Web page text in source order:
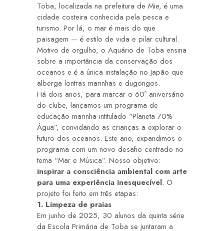
Toba, localizada na prefeitura de Mie, é uma
cidade costeira conhecida pela pesca e
turismo. Por lá, o mar é mais do que
paisagem — é estilo de vida e pilar cultural.
Motivo de orgulho, o Aquário de Toba ensina
sobre a importância da conservação dos
oceanos e é a única instalação no Japão que
alberga lontras marinhas e dugongos.
Há dois anos, para marcar o 60º aniversário
do clube, lançamos um programa de
educação marinha intitulado “Planeta 70%
Água”, convidando as crianças a explorar o
futuro dos oceanos. Este ano, expandimos o
programa com um novo desafio centrado no
tema “Mar e Música”. Nosso objetivo:
inspirar a consciência ambiental com arte
para uma experiência inesquecível. O
projeto foi feito em três etapas:
1. Limpeza de praias
Em junho de 2025, 30 alunos da quinta série
da Escola Primária de Toba se juntaram a